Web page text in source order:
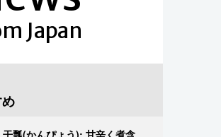
Français
Japan
干瓢(かんぴょう): 甘辛く煮含